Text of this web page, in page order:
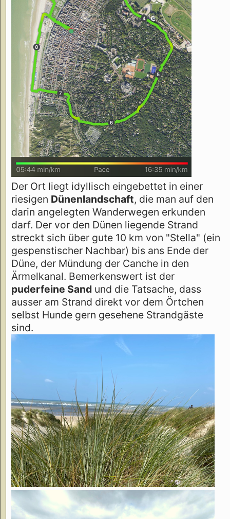
Der Ort liegt idyllisch eingebettet in einer
riesigen Dünenlandschaft, die man auf den
darin angelegten Wanderwegen erkunden
darf. Der vor den Dünen liegende Strand
streckt sich über gute 10 km von "Stella" (ein
gespenstischer Nachbar) bis ans Ende der
Düne, der Mündung der Canche in den
Ärmelkanal. Bemerkenswert ist der
puderfeine Sand und die Tatsache, dass
ausser am Strand direkt vor dem Örtchen
selbst Hunde gern gesehene Strandgäste
sind.